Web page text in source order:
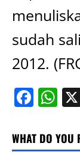
sudah
2012.
WHAT DO YOU